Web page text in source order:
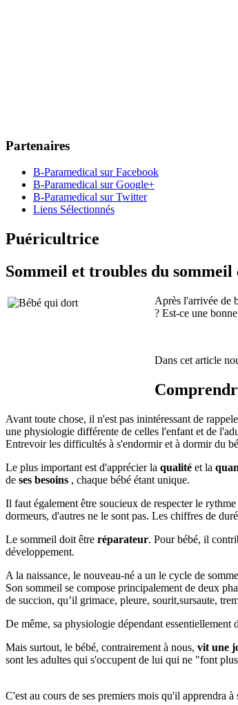
Partenaires
B-Paramedical sur Facebook
B-Paramedical sur Google+
B-Paramedical sur Twitter
Liens Sélectionnés
Puéricultrice
Sommeil et troubles du
Après l'arrivée de
? Est-ce une
Dans cet article
Avant toute chose, il n'est pas inintéressant de
une physiologie différente de celles l'enfant et de
Entrevoir les difficultés à s'endormir et à dormir du
Le plus important est d'apprécier la qualité et la
de ses besoins , chaque bébé étant unique.
Il faut également être soucieux de respecter le
dormeurs, d'autres ne le sont pas. Les chiffres de
Le sommeil doit être réparateur. Pour bébé, il
développement.
A la naissance, le nouveau-né a un le cycle de
Son sommeil se compose principalement de deux
de succion, qu’il grimace, pleure, sourit,sursaute,
De même, sa physiologie dépendant
Mais surtout, le bébé, contrairement à nous, vit une
sont les adultes qui s'occupent de lui qui ne "font
C'est au cours de ses premiers mois qu'il apprendra